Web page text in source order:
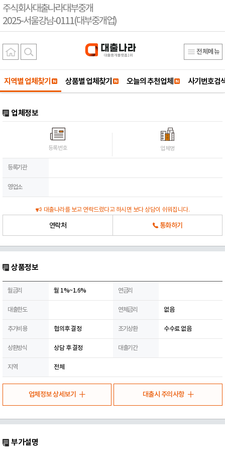
주식회사대출나라대부중개
2025-서울강남-0111(대부중개업)
전체메뉴
지역별 업체찾기 상품별 업체찾기 오늘의 추천업체 사기번호검
업체정보
등록번호 업체명
등록기관
영업소
대출나라를 보고 연락드렸다고 하시면 보다 상담이 쉬워집니다.
연락처 통화하기
상품정보
월금리 월 1%~1.6% 연금리
대출한도 연체금리 없음
추가비용 협의후 결정 조기상환 수수료 없음
상환방식 상담 후 결정 대출기간
지역 전체
업체정보 상세보기 대출시 주의사항
부가설명